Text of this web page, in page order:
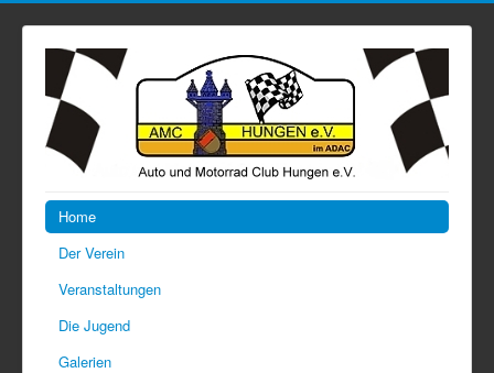
Home
Der Verein
Veranstaltungen
Die Jugend
Galerien